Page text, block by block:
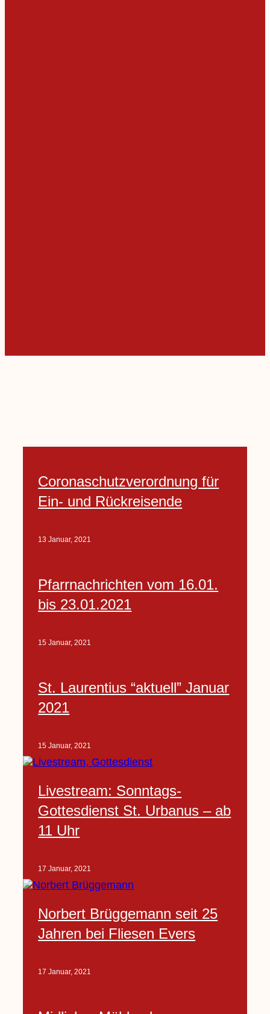
Coronaschutzverordnung für
Ein- und Rückreisende
13 Januar, 2021
Pfarrnachrichten vom 16.01.
bis 23.01.2021
15 Januar, 2021
St. Laurentius “aktuell” Januar
2021
15 Januar, 2021
Livestream: Sonntags-
Gottesdienst St. Urbanus – ab
11 Uhr
17 Januar, 2021
Norbert Brüggemann seit 25
Jahren bei Fliesen Evers
17 Januar, 2021